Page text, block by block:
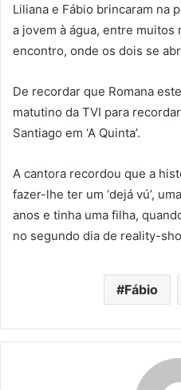
Liliana e Fábio brincaram na
a jovem à água, entre
encontro, onde os dois se
De recordar que Romana
matutino da TVI para
Santiago em ‘A Quinta’.
A cantora recordou que a
fazer-lhe ter um ‘dejá vú’,
anos e tinha uma filha,
no segundo dia de reality-
Fábio